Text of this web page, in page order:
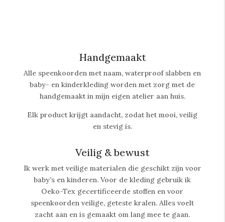
Handgemaakt
Alle speenkoorden met naam, waterproof slabben en
baby- en kinderkleding worden met zorg met de
handgemaakt in mijn eigen atelier aan huis.
Elk product krijgt aandacht, zodat het mooi, veilig
en stevig is.
Veilig & bewust
Ik werk met veilige materialen die geschikt zijn voor
baby’s en kinderen. Voor de kleding gebruik ik
Oeko-Tex gecertificeerde stoffen en voor
speenkoorden veilige, geteste kralen. Alles voelt
zacht aan en is gemaakt om lang mee te gaan.